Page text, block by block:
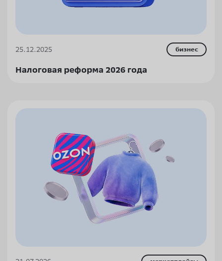
25.12.2025 бизнес
Налоговая реформа 2026 года